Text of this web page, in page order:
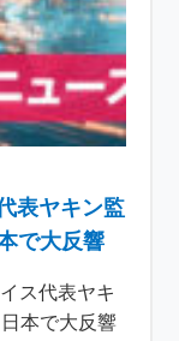
表ヤキン監
で大反響
ス代表ヤキ
本で大反響